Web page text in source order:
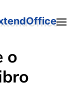
o